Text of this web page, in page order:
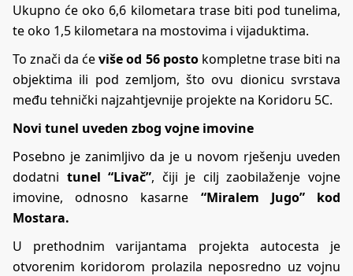
Ukupno će oko 6,6 kilometara trase biti pod tunelima,
te oko 1,5 kilometara na mostovima i vijaduktima.
To znači da ćeviše od 56 postokompletne trase biti na
objektima ili pod zemljom, što ovu dionicu svrstava
među tehnički najzahtjevnije projekte na Koridoru 5C.
Novi tunel uveden zbog vojne imovine
Posebno je zanimljivo da je u novom rješenju uveden
dodatni tunel “Livač”, čiji je cilj zaobilaženje vojne
imovine, odnosno kasarne “Miralem Jugo” kod
Mostara.
U prethodnim varijantama projekta autocesta je
otvorenim koridorom prolazila neposredno uz vojnu